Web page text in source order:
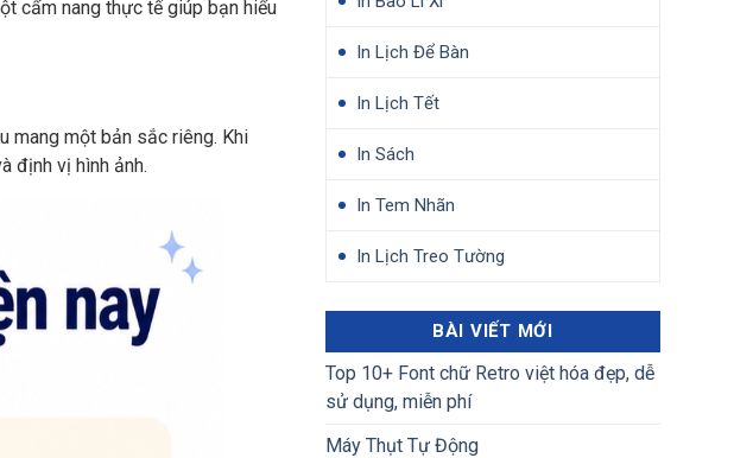
cẩm nang thực tế giúp bạn hiểu
mang một bản sắc riêng. Khi
định vị hình ảnh.
In Lịch Để Bàn
In Lịch Tết
In Sách
In Tem Nhãn
In Lịch Treo Tường
BÀI VIẾT MỚI
Top 10+ Font chữ Retro việt hóa đẹp, dễ
sử dụng, miễn phí
Máy Thụt Tự Động